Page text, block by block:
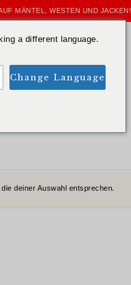
MÄNTEL, WESTEN UND JACKEN!
deiner Auswahl entsprechen.
a different language.
Change Language